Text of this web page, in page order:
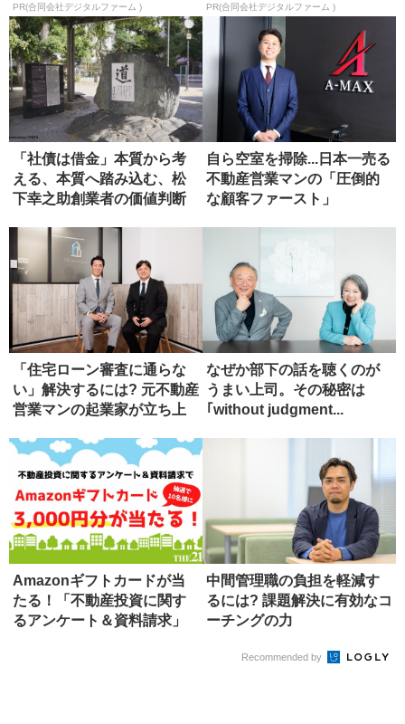
PR(合同会社デジタルファーム ) PR(合同会社デジタルファーム )
「社債は借金」本質から考
える、本質へ踏み込む、松
下幸之助創業者の価値判断
自ら空室を掃除...日本一売る
不動産営業マンの「圧倒的
な顧客ファースト」
「住宅ローン審査に通らな
い」解決するには? 元不動産
営業マンの起業家が立ち上
なぜか部下の話を聴くのが
うまい上司。その秘密は
｢without judgment...
Amazonギフトカードが当
たる！「不動産投資に関す
るアンケート＆資料請求」
中間管理職の負担を軽減す
るには? 課題解決に有効なコ
ーチングの力
Recommended by